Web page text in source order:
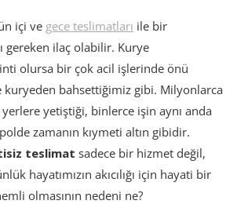
içi ve gece teslimatları ile bir
gereken ilaç olabilir. Kurye
olursa bir çok acil işlerinde önü
kuryeden bahsettiğimiz gibi. Milyonlarca
yetiştiği, binlerce işin aynı anda
zamanın kıymeti altın gibidir.
teslimat sadece bir hizmet değil,
hayatımızın akıcılığı için hayati bir
olmasının nedeni ne?